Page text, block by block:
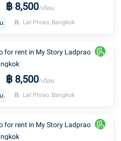
฿ 8,500/เดือน
. Lat Phrao, Bangkok
for rent in My Story Ladprao
฿ 8,500/เดือน
. Lat Phrao, Bangkok
for rent in My Story Ladprao